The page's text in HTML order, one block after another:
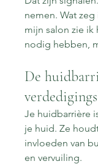
nemen. Wat
mijn salon zie ik
nodig hebben,
De
Je huidbarrière
je huid. Ze
invloeden van
en vervuiling.